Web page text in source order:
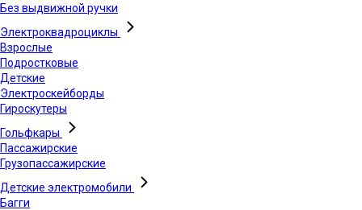
Без выдвижной ручки
Электроквадроциклы
Взрослые
Подростковые
Детские
Электроскейборды
Гироскутеры
Гольфкары
Пассажирские
Грузопассажирские
Детские электромобили
Багги